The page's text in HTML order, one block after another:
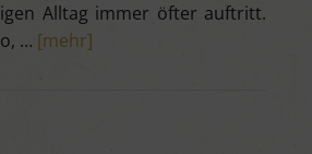
Alltag immer öfter auftritt.
… [mehr]